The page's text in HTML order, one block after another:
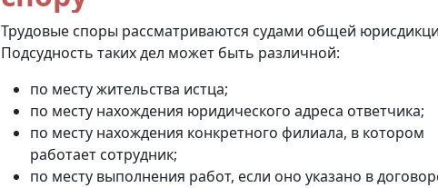
Трудовые споры рассматриваются судами общей
Подсудность таких дел может быть различной:
по месту жительства истца;
по месту нахождения юридического адреса ответчика;
по месту нахождения конкретного филиала, в котором
работает сотрудник;
по месту выполнения работ, если оно указано в